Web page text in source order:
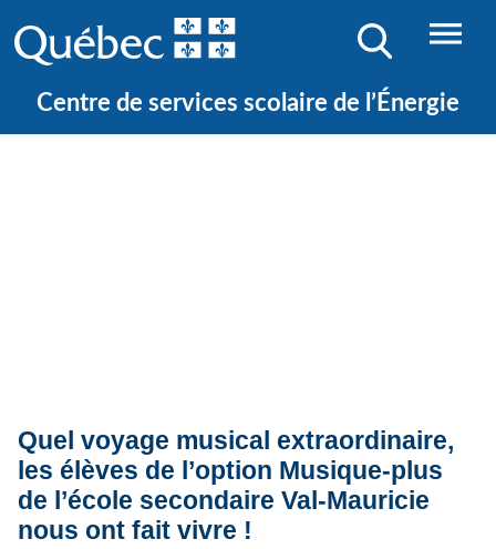
Centre de services scolaire de l’Énergie
Quel voyage musical extraordinaire,
les élèves de l’option Musique-plus
de l’école secondaire Val-Mauricie
nous ont fait vivre !